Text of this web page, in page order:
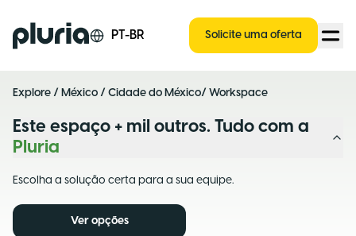
Logo Pluria PT-BR Solicite uma oferta
Explore / México / Cidade do México/ Workspace
Este espaço + mil outros. Tudo com a
Pluria
Escolha a solução certa para a sua equipe.
Ver opções